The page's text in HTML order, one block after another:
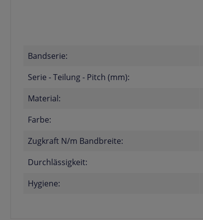
Bandserie:
Serie - Teilung - Pitch (mm):
Material:
Farbe:
Zugkraft N/m Bandbreite:
Durchlässigkeit:
Hygiene: